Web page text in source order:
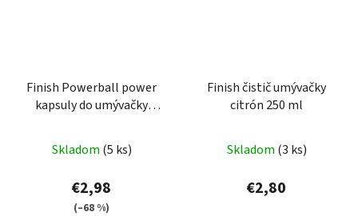
Finish Powerball power
kapsuly do umývačky
Skladom (5 ks)
€2,98
(–68 %)
Finish čistič umývačky
citrón 250 ml
Skladom (3 ks)
€2,80